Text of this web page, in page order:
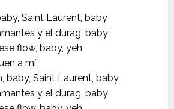
Saint Laurent, baby
y el durag, baby
flow, baby, yeh
a mí
baby, Saint Laurent, baby
y el durag, baby